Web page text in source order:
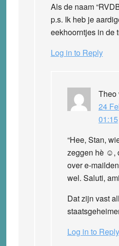
Als de naam
p.s. Ik heb je
eekhoorntjes in de
Log in to Reply
Theo
24
01:15
“Hee, Stan,
zeggen hè ☺,
over e-
wel. Saluti,
Dat zijn vast
Log in to Reply